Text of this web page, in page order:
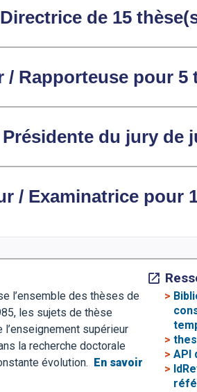
de 15
/ Rapporteuse pour 5
du jury de
/ Examinatrice pour
l’ensemble des thèses de
les sujets de thèse
supérieur
la recherche doctorale
évolution. En savoir
>
>
> API
>